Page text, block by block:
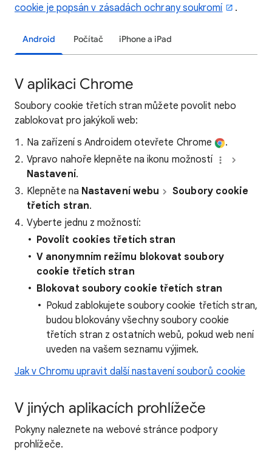
cookie je popsán v zásadách ochrany soukromí
.
Android Počítač iPhone a iPad
V aplikaci Chrome
Soubory cookie třetích stran můžete povolit nebo
zablokovat pro jakýkoli web:
Na zařízení s Androidem otevřete Chrome
.
Vpravo nahoře klepněte na ikonu možností
Nastavení.
Klepněte na Nastavení webu
Soubory cookie
třetích stran.
Vyberte jednu z možností:
Povolit cookies třetích stran
V anonymním režimu blokovat soubory
cookie třetích stran
Blokovat soubory cookie třetích stran
Pokud zablokujete soubory cookie třetích stran,
budou blokovány všechny soubory cookie
třetích stran z ostatních webů, pokud web není
uveden na vašem seznamu výjimek.
Jak v Chromu upravit další nastavení souborů cookie
V jiných aplikacích prohlížeče
Pokyny naleznete na webové stránce podpory
prohlížeče.